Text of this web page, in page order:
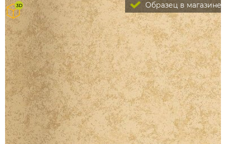
Образец в магазине